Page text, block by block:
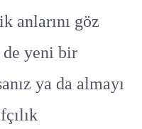
anlarını göz
yeni bir
ya da almayı